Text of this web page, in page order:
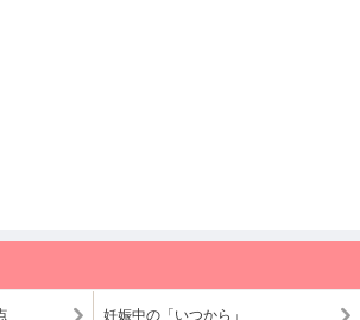
妊娠中の「いつから」